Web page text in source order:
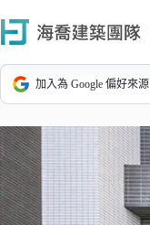
加入為 Google 偏好來源